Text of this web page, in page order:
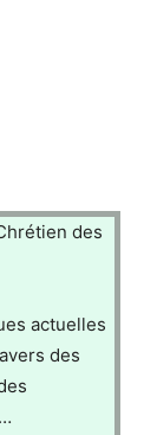
des
actuelles
des